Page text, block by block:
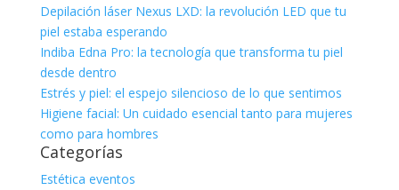
Depilación láser Nexus LXD: la revolución LED que tu
piel estaba esperando
Indiba Edna Pro: la tecnología que transforma tu piel
desde dentro
Estrés y piel: el espejo silencioso de lo que sentimos
Higiene facial: Un cuidado esencial tanto para mujeres
como para hombres
Categorías
Estética eventos